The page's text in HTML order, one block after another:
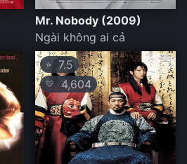
Mr. Nobody (2009)
Ngài không ai cả
⭐7.5
💛 4,604